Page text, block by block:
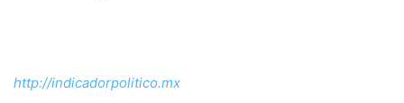
http://indicadorpolitico.mx